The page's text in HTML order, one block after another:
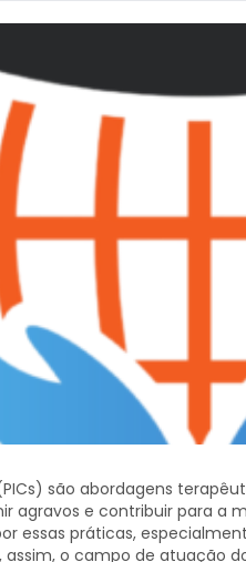
são abordagens
agravos e contribuir para a
essas práticas,
o campo de atuação